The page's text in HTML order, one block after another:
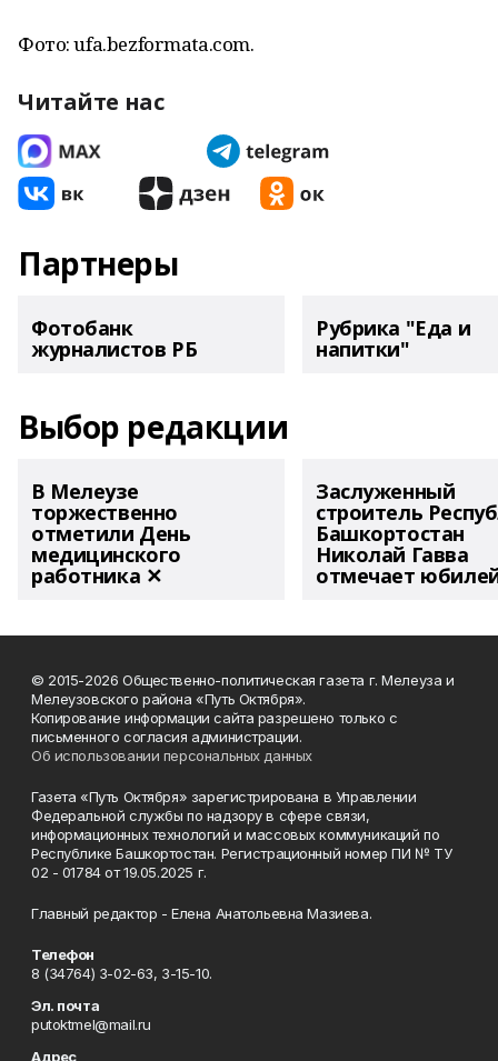
Фото: ufa.bezformata.com.
Читайте нас
Партнеры
Фотобанк
журналистов РБ
Рубрика "Еда и
напитки"
Выбор редакции
В Мелеузе
торжественно
отметили День
медицинского
работника ✕
Заслуженный
строитель
Башкортостан
Николай Гавва
отмечает
© 2015-2026 Общественно-политическая газета г. Мелеуза и
Мелеузовского района «Путь Октября».
Копирование информации сайта разрешено только с
письменного согласия администрации.
Об использовании персональных данных
Газета «Путь Октября» зарегистрирована в Управлении
Федеральной службы по надзору в сфере связи,
информационных технологий и массовых коммуникаций по
Республике Башкортостан. Регистрационный номер ПИ № ТУ
02 - 01784 от 19.05.2025 г.
Главный редактор - Елена Анатольевна Мазиева.
Телефон
8 (34764) 3-02-63, 3-15-10.
Эл. почта
putoktmel@mail.ru
Адрес